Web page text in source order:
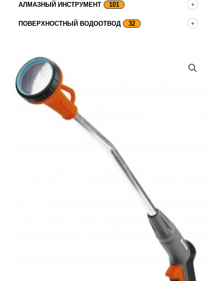
АЛМАЗНЫЙ ИНСТРУМЕНТ 101
ПОВЕРХНОСТНЫЙ ВОДООТВОД 32